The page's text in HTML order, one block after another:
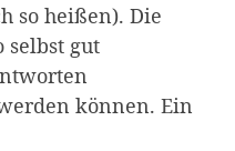
so heißen). Die
selbst gut
können. Ein